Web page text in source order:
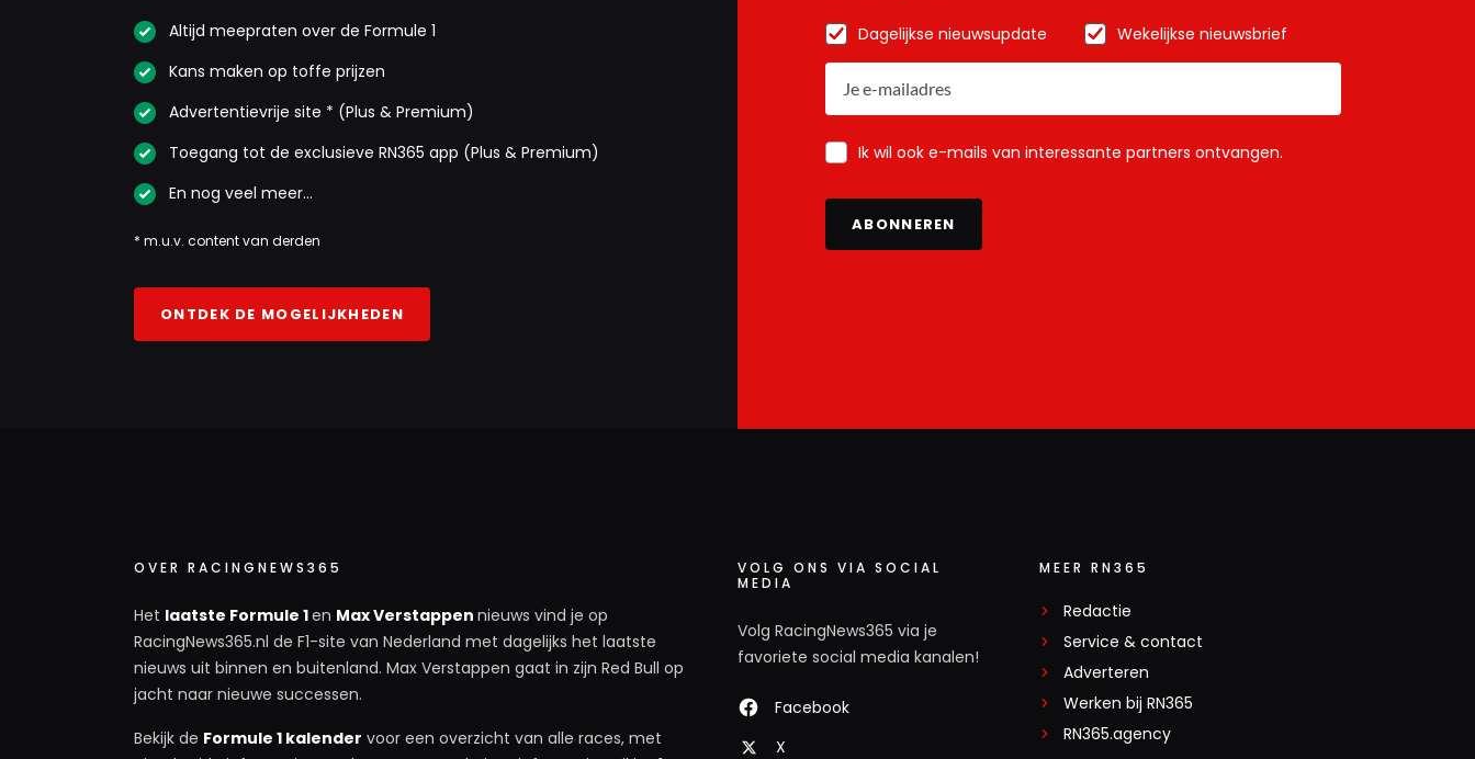
Altijd meepraten over de Formule 1
Kans maken op toffe prijzen
Advertentievrije site * (Plus & Premium)
Toegang tot de exclusieve RN365 app (Plus & Premium)
En nog veel meer…
* m.u.v. content van derden
ONTDEK DE MOGELIJKHEDEN
Dagelijkse nieuwsupdate Wekelijkse nieuwsbrief
Ik wil ook e-mails van interessante partners ontvangen.
ABONNEREN
OVER RACINGNEWS365
Het laatste Formule 1en Max Verstappen nieuws vind je op
RacingNews365.nl de F1-site van Nederland met dagelijks het laatste
nieuws uit binnen en buitenland. Max Verstappen gaat in zijn Red Bull op
jacht naar nieuwe successen.
Bekijk de Formule 1 kalender voor een overzicht van alle races, met
VOLG ONS VIA SOCIAL
MEDIA
Volg RacingNews365 via je
favoriete social media kanalen!
Facebook
X
MEER RN365
Redactie
Service & contact
Adverteren
Werken bij RN365
RN365.agency